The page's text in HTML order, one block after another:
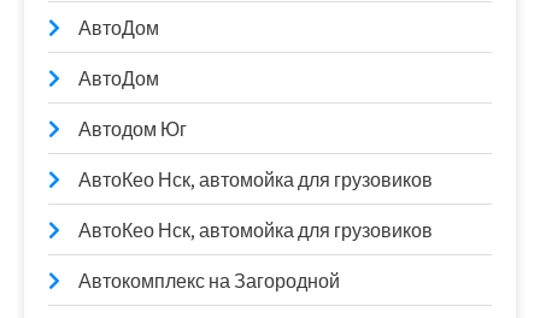
АвтоДом
АвтоДом
Автодом Юг
АвтоКео Нск, автомойка для грузовиков
АвтоКео Нск, автомойка для грузовиков
Автокомплекс на Загородной